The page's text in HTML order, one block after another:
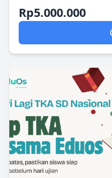
Rp5.000.000